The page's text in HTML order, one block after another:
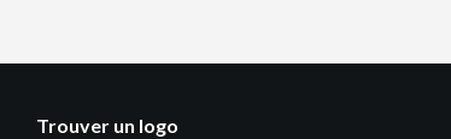
Trouver un logo